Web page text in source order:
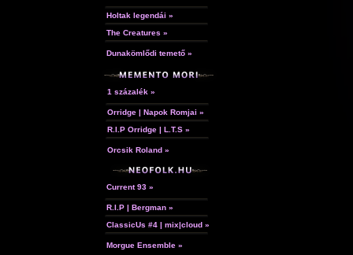
A hozzászóláshoz
Holtak legendái »
The Creatures »
Dunakömlődi temető »
1 százalék »
Orridge | Napok Romjai »
R.I.P Orridge | L.T.S »
Orcsik Roland »
Current 93 »
R.I.P | Bergman »
ClassicUs #4 | mix|cloud »
Morgue Ensemble »